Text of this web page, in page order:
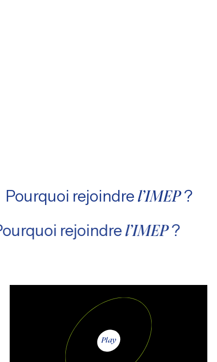
Pourquoi rejoindrel’IMEP?
rejoindrel’IMEP?
Play